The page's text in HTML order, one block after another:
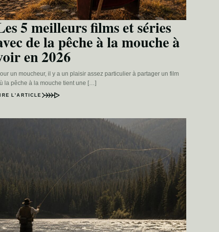
5 meilleurs films et séries
de la pêche à la mouche à
en 2026
un moucheur, il y a un plaisir assez particulier à partager un film
la pêche à la mouche tient une […]
L’ARTICLE